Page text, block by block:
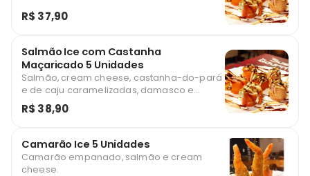
R$ 37,90
Salmão Ice com Castanha
Maçaricado 5 Unidades
Salmão, cream cheese, castanha-do-pará
e de caju caramelizadas, damasco e
creme especial.
R$ 38,90
Camarão Ice 5 Unidades
Camarão empanado, salmão e cream
cheese.